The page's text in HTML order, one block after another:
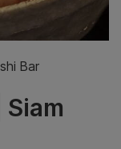
Bar
Siam